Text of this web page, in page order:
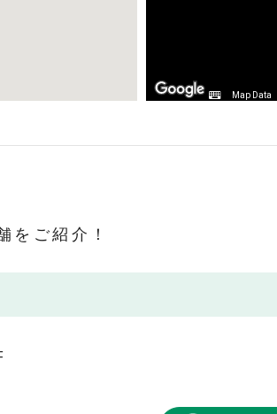
Map Data
をご紹介！